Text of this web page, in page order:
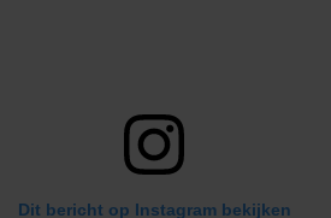
Dit bericht op Instagram bekijken